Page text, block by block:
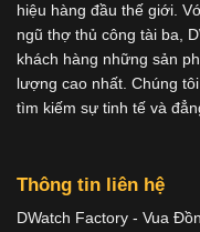
hiệu hàng đầu thế giới.
ngũ thợ thủ công tài ba,
khách hàng những sản
lượng cao nhất. Chúng
tìm kiếm sự tinh tế và
Thông tin liên hệ
DWatch Factory - Vua